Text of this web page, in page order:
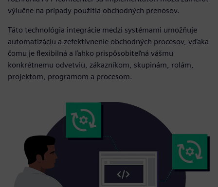
výlučne na prípady použitia obchodných prenosov.
Táto technológia integrácie medzi systémami umožňuje
automatizáciu a zefektívnenie obchodných procesov, vďaka
čomu je flexibilná a ľahko prispôsobiteľná vášmu
konkrétnemu odvetviu, zákazníkom, skupinám, rolám,
projektom, programom a procesom.